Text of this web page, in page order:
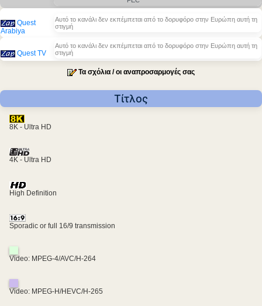
Quest
Arabiya
Αυτό το κανάλι δεν εκπέμπεται από το δορυφόρο στην Ευρώπη αυτή τη
στιγμή
Quest TV
Αυτό το κανάλι δεν εκπέμπεται από το δορυφόρο στην Ευρώπη αυτή τη
στιγμή
Τα σχόλια / οι αναπροσαρμογές σας
Τίτλος
8K - Ultra HD
4K - Ultra HD
High Definition
Sporadic or full 16/9 transmission
Video: MPEG-4/AVC/H-264
Video: MPEG-H/HEVC/H-265